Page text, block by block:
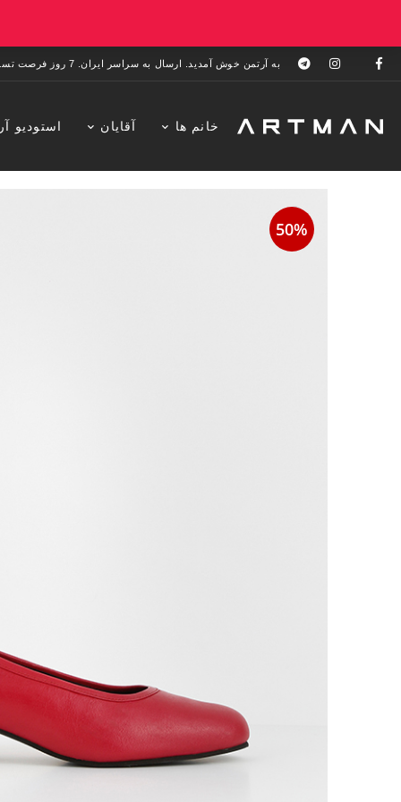
به آرتمن خوش آمدید. ارسال به سراسر ایران. 7 روز فرصت تست در منزل. 1 سال خدمات پس از فروش.
خانم ها آقایان استودیو
50%